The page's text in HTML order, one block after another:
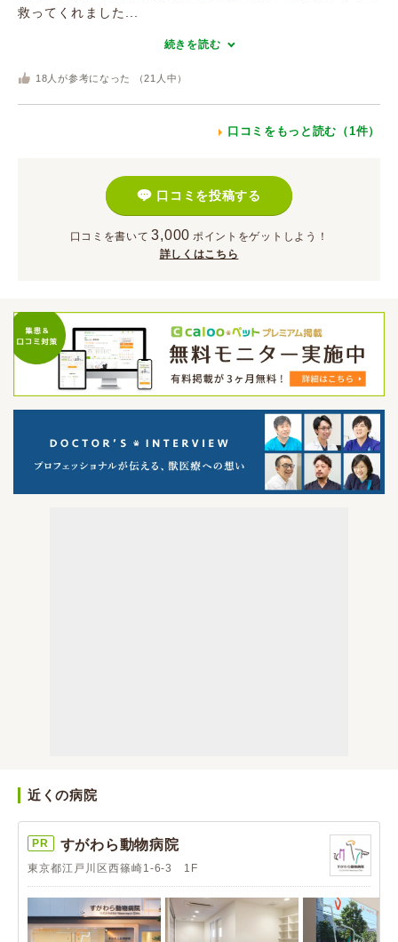
救ってくれました...
続きを読む
18 人が参考になった （21 人中）
口コミをもっと読む（1件）
口コミを投稿する
口コミを書いて 3,000 ポイント をゲットしよう！
詳しくはこちら
近くの病院
PR すがわら動物病院
東京都江戸川区西篠崎1-6-3 1F